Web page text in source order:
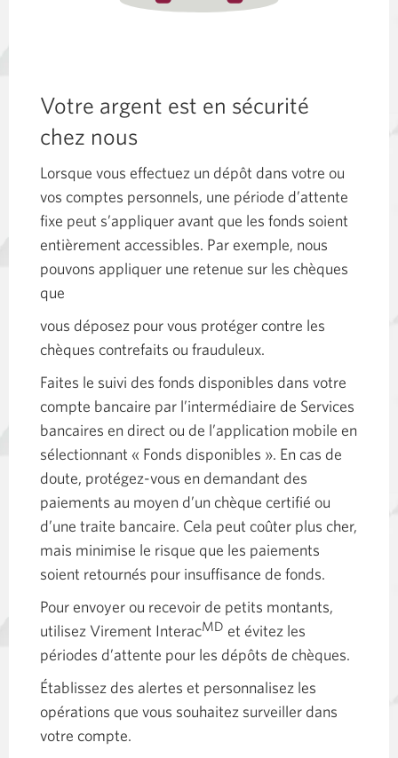
Votre argent est en sécurité
chez nous
Lorsque vous effectuez un dépôt dans votre ou
vos comptes personnels, une période d’attente
fixe peut s’appliquer avant que les fonds soient
entièrement accessibles. Par exemple, nous
pouvons appliquer une retenue sur les chèques
que
vous déposez pour vous protéger contre les
chèques contrefaits ou frauduleux.
Faites le suivi des fonds disponibles dans votre
compte bancaire par l’intermédiaire de Services
bancaires en direct ou de l’application mobile en
sélectionnant « Fonds disponibles ». En cas de
doute, protégez-vous en demandant des
paiements au moyen d’un chèque certifié ou
d’une traite bancaire. Cela peut coûter plus cher,
mais minimise le risque que les paiements
soient retournés pour insuffisance de fonds.
Pour envoyer ou recevoir de petits montants,
utilisez Virement InteracMD et évitez les
périodes d’attente pour les dépôts de chèques.
Établissez des alertes et personnalisez les
opérations que vous souhaitez surveiller dans
votre compte.